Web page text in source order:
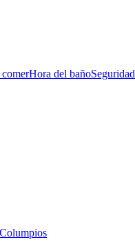
Hora del bañoSeguridad
Columpios